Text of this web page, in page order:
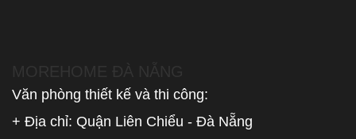
Văn phòng thiết kế và thi công:
+ Địa chỉ: Quận Liên Chiểu - Đà Nẵng